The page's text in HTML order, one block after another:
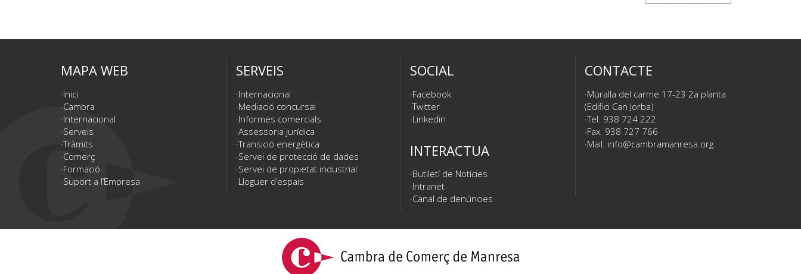
MAPA WEB
Inici
Cambra
Internacional
Serveis
Tràmits
Comerç
Formació
Suport a l’Empresa
SERVEIS
Internacional
Mediació concursal
Informes comercials
Assessoria jurídica
Transició energètica
Servei de protecció de dades
Servei de propietat industrial
Lloguer d’espais
SOCIAL
Facebook
Twitter
Linkedin
INTERACTUA
Butlletí de Notícies
Intranet
Canal de denúncies
CONTACTE
Muralla del carme 17-23 2a planta
(Edifici Can Jorba)
Tel. 938 724 222
Fax. 938 727 766
Mail. info@cambramanresa.org